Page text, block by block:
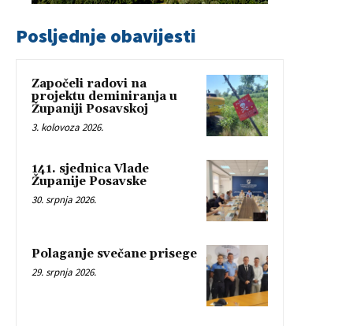
Posljednje obavijesti
Započeli radovi na
projektu deminiranja u
Županiji Posavskoj
3. kolovoza 2026.
141. sjednica Vlade
Županije Posavske
30. srpnja 2026.
Polaganje svečane prisege
29. srpnja 2026.